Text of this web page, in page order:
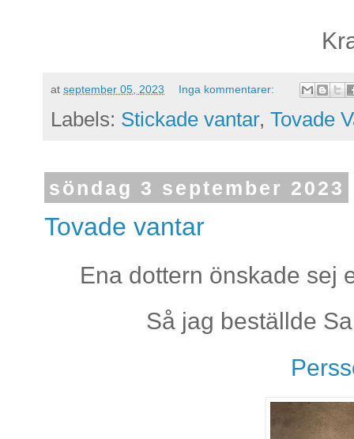
at september 05, 2023 Inga kommentarer:
Labels: Stickade vantar, Tovade
söndag 3 september 2023
Tovade vantar
Ena dottern önskade
Så jag beställde